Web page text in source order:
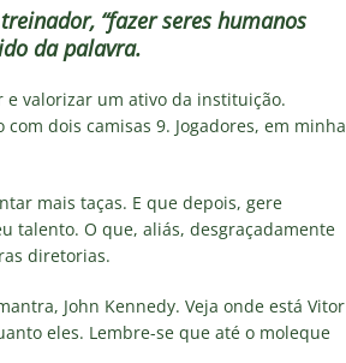
“fazer seres humanos
da palavra.
valorizar um ativo da instituição.
dois camisas 9. Jogadores, em minha
mais taças. E que depois, gere
talento. O que, aliás, desgraçadamente
diretorias.
John Kennedy. Veja onde está Vitor
eles. Lembre-se que até o moleque